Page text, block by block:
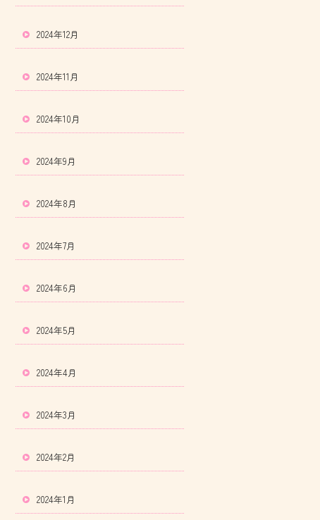
2024年12月
2024年11月
2024年10月
2024年9月
2024年8月
2024年7月
2024年6月
2024年5月
2024年4月
2024年3月
2024年2月
2024年1月